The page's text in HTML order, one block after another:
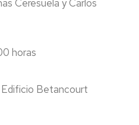
Ceresuela y Carlos
horas
Edificio Betancourt